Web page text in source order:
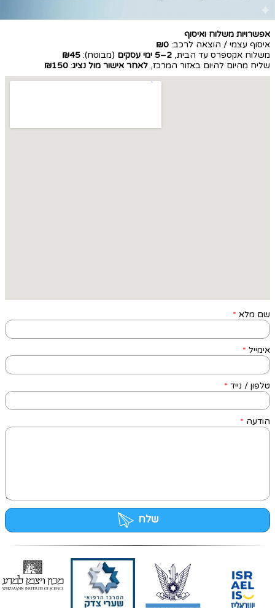
אפשרויות משלוח ואיסוף
איסוף עצמי / הוצאה לרכב: ₪0
משלוח אקספרס עד הבית, 2–5 ימי עסקים (מבוטח): ₪45
שליח מהיום להיום באזור המרכז, לאחר אישור מול נציג:
₪150
שם מלא *
אימייל *
טלפון / נייד *
הודעה *
שלח